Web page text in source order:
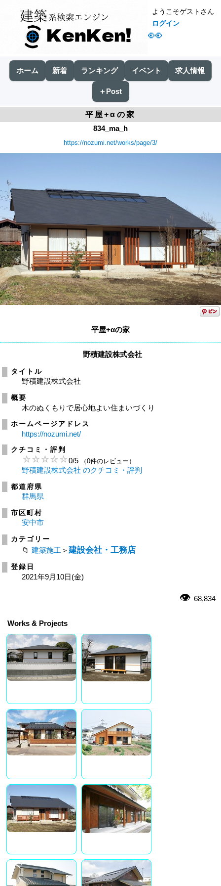
👀
ようこそゲストさん
ログイン
ホーム 新着 ランキング イベント 求人情報
＋Post
平屋+αの家
834_ma_h
https://nozumi.net/works/page/3/
平屋+αの家
野積建設株式会社
タイトル
野積建設株式会社
概要
木のぬくもりで居心地よい住まいづくり
ホームページアドレス
https://nozumi.net/
クチコミ・評判
0/5 （0件のレビュー）
野積建設株式会社 のクチコミ・評判
都道府県
群馬県
市区町村
安中市
カテゴリー
建築施工 ＞ 建設会社・工務店
登録日
2021年9月10日(金)
68,834
Works & Projects